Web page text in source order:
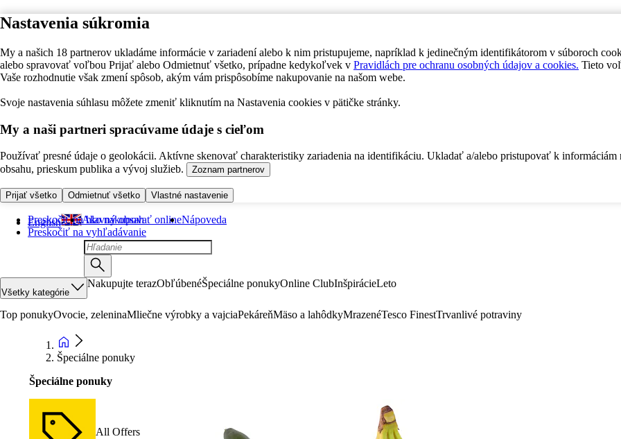
Nastavenia súkromia
My a našich 18 partnerov ukladáme informácie v zariadení alebo k nim pristupujeme, napríklad k jedinečným identifikátorom v súboroch
alebo spravovať voľbou Prijať alebo Odmietnuť všetko, prípadne kedykoľvek v Pravidlách pre ochranu osobných údajov a cookies. Tieto
Vaše rozhodnutie však zmení spôsob, akým vám prispôsobíme nakupovanie na našom webe.
Svoje nastavenia súhlasu môžete zmeniť kliknutím na Nastavenia cookies v pätičke stránky.
My a naši partneri spracúvame údaje s cieľom
Používať presné údaje o geolokácii. Aktívne skenovať charakteristiky zariadenia na identifikáciu. Ukladať a/alebo pristupovať k informáciám
obsahu, prieskum publika a vývoj služieb.
Zoznam partnerov
Prijať všetko Odmietnuť všetko Vlastné nastavenie
Preskočiť na hlavný obsah
Preskočiť na vyhľadávanie
English Ako nakupovať onlineNápoveda
Všetky kategórie
Nakupujte terazObľúbenéŠpeciálne ponukyOnline ClubInšpirácieLeto
Top ponukyOvocie, zeleninaMliečne výrobky a vajciaPekáreňMäso a lahôdkyMrazenéTesco FinestTrvanlivé potraviny
Špeciálne ponuky
Špeciálne ponuky
All Offers